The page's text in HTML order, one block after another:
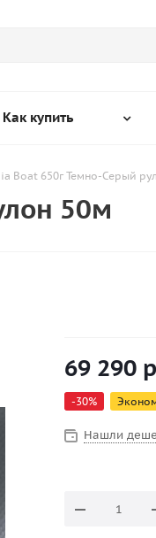
Как купить
Boat 650г Темно-Серый
50м
69 290
-30%
Нашли